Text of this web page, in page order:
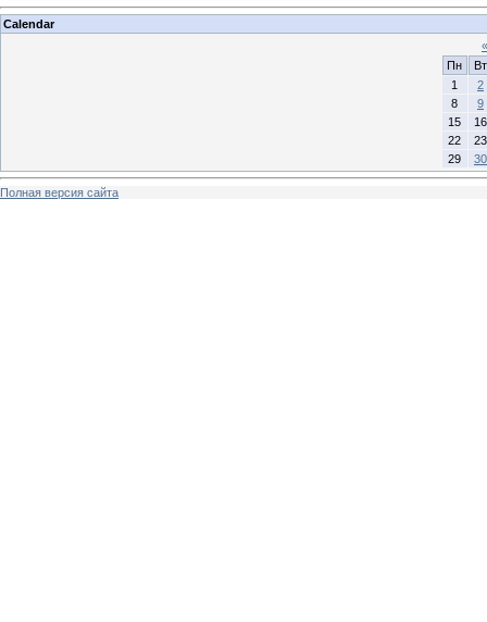
Calendar
«
Пн
Вт
1
2
8
9
15
16
22
23
29
30
Полная версия сайта